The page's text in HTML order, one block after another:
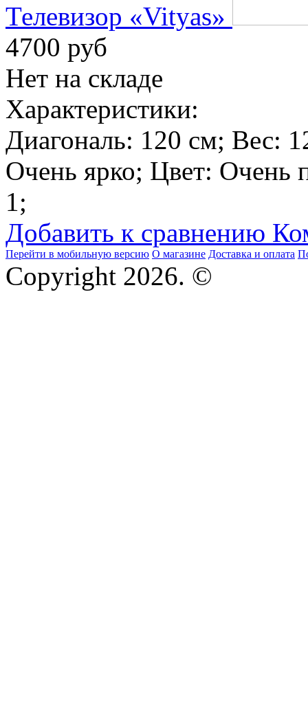
Телевизор «Vityas»
4700 руб
Нет на складе
Характеристики:
Диагональ: 120 см; Вес:
Очень ярко; Цвет: Очень
1;
Добавить к сравнению
Перейти в мобильную версию О магазине Доставка и оплата
Copyright 2026. ©